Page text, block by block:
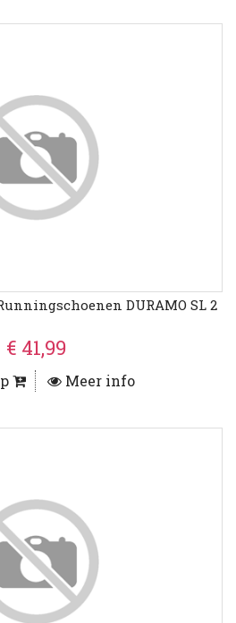
DURAMO SL 2
€ 41,99
Meer info